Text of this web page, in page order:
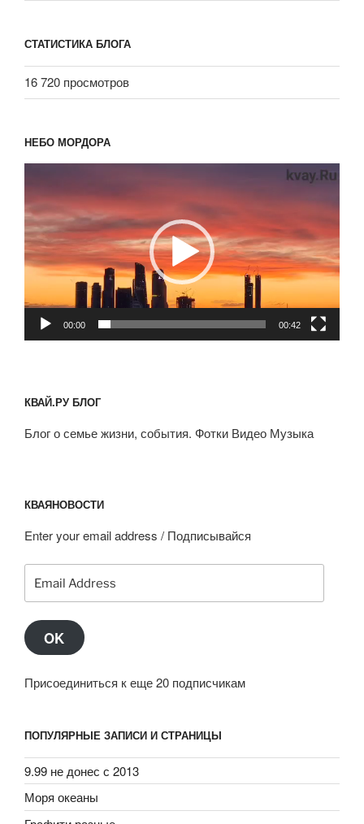
СТАТИСТИКА БЛОГА
16 720 просмотров
НЕБО МОРДОРА
00:00 00:42
КВАЙ.РУ БЛОГ
Блог о семье жизни, события. Фотки Видео Музыка
КВАЯНОВОСТИ
Enter your email address / Подписывайся
Address
OK
Присоединиться к еще 20 подписчикам
ПОПУЛЯРНЫЕ ЗАПИСИ И СТРАНИЦЫ
9.99 не донес с 2013
Моря океаны